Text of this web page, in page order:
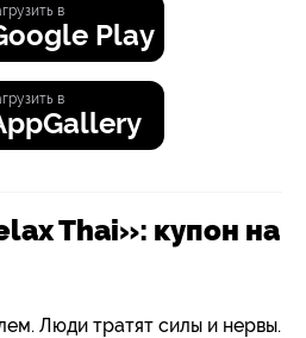
в
Play
в
Thai»: купон на
Люди тратят силы и нервы.